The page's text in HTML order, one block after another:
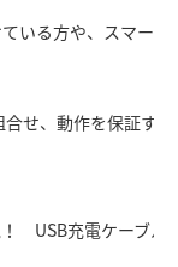
いる方や、スマー
せ、動作を保証す
USB充電ケーブル